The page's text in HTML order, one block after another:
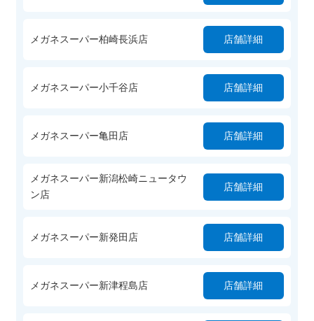
メガネスーパー柏崎長浜店 店舗詳細
メガネスーパー小千谷店 店舗詳細
メガネスーパー亀田店 店舗詳細
メガネスーパー新潟松崎ニュータウ
ン店
店舗詳細
メガネスーパー新発田店 店舗詳細
メガネスーパー新津程島店 店舗詳細